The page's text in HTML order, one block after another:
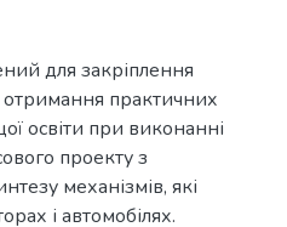
для закріплення
отримання практичних
освіти при виконанні
проекту з
механізмів, які
і автомобілях.